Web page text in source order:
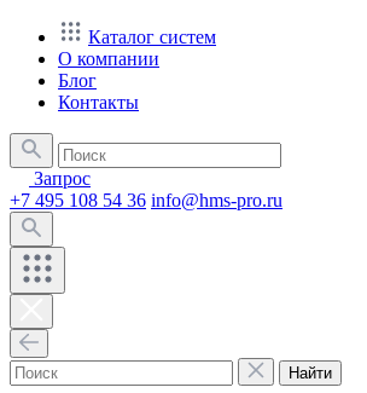
Каталог систем
О компании
Блог
Контакты
Запрос
+7 495 108 54 36 info@hms-pro.ru
Найти